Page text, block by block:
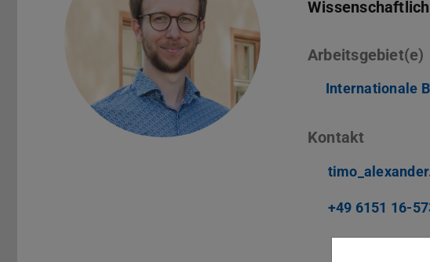
Arbeitsgebiet(e)
Internationale
Kontakt
+49 6151 16-